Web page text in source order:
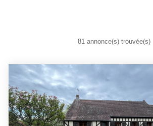
81 annonce(s) trouvée(s)